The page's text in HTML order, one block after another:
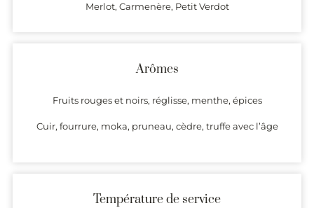
Merlot, Carmenère, Petit Verdot
Arômes
Fruits rouges et noirs, réglisse, menthe, épices
Cuir, fourrure, moka, pruneau, cèdre, truffe avec l’âge
Température de service